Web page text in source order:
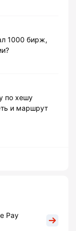
1000 бирж,
по хешу
и маршрут
Pay